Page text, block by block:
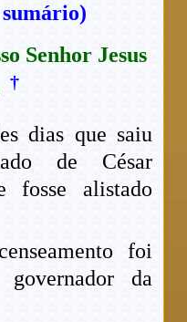
Senhor Jesus
†
dias que saiu
de César
fosse alistado
foi
da